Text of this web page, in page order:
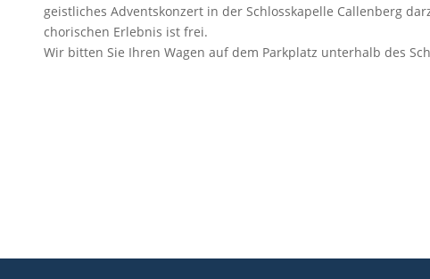
geistliches Adventskonzert in der Schlosskapelle Callenberg
chorischen Erlebnis ist frei.
Wir bitten Sie Ihren Wagen auf dem Parkplatz unterhalb des